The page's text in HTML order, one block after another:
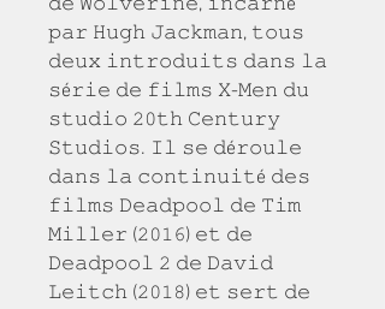
𝚍𝚎 𝚆𝚘𝚕𝚟𝚎𝚛𝚒𝚗𝚎, 𝚒𝚗𝚌𝚊𝚛𝚗é
𝚙𝚊𝚛 𝙷𝚞𝚐𝚑 𝙹𝚊𝚌𝚔𝚖𝚊𝚗, 𝚝𝚘𝚞𝚜
𝚍𝚎𝚞𝚡 𝚒𝚗𝚝𝚛𝚘𝚍𝚞𝚒𝚝𝚜 𝚍𝚊𝚗𝚜 𝚕𝚊
𝚜é𝚛𝚒𝚎 𝚍𝚎 𝚏𝚒𝚕𝚖𝚜 𝚇-𝙼𝚎𝚗 𝚍𝚞
𝚜𝚝𝚞𝚍𝚒𝚘 𝟸𝟶𝚝𝚑 𝙲𝚎𝚗𝚝𝚞𝚛𝚢
𝚂𝚝𝚞𝚍𝚒𝚘𝚜. 𝙸𝚕 𝚜𝚎 𝚍é𝚛𝚘𝚞𝚕𝚎
𝚍𝚊𝚗𝚜 𝚕𝚊 𝚌𝚘𝚗𝚝𝚒𝚗𝚞𝚒𝚝é 𝚍𝚎𝚜
𝚏𝚒𝚕𝚖𝚜 𝙳𝚎𝚊𝚍𝚙𝚘𝚘𝚕 𝚍𝚎 𝚃𝚒𝚖
𝙼𝚒𝚕𝚕𝚎𝚛 (𝟸𝟶𝟷𝟼) 𝚎𝚝 𝚍𝚎
𝙳𝚎𝚊𝚍𝚙𝚘𝚘𝚕 𝟸 𝚍𝚎 𝙳𝚊𝚟𝚒𝚍
𝙻𝚎𝚒𝚝𝚌𝚑 (𝟸𝟶𝟷𝟾) 𝚎𝚝 𝚜𝚎𝚛𝚝 𝚍𝚎